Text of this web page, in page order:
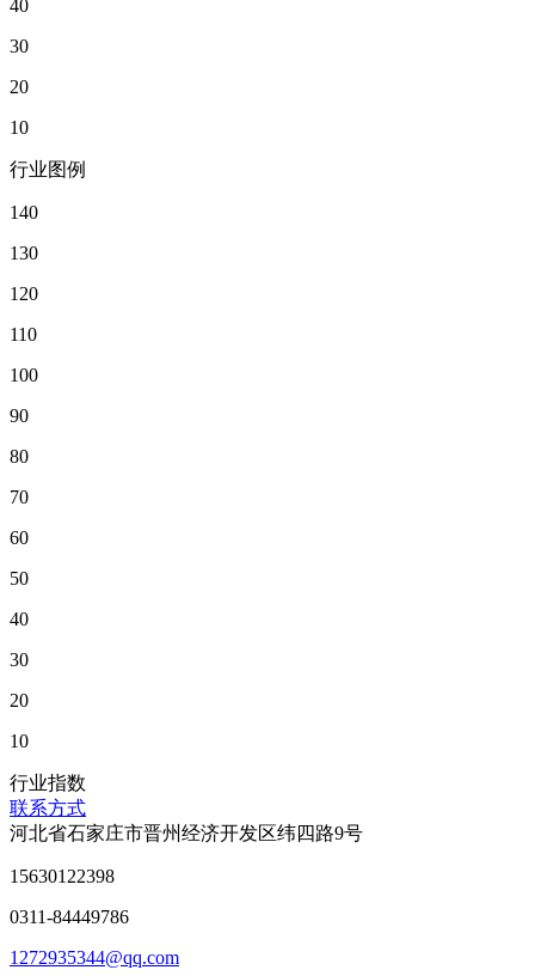
40
30
20
10
行业图例
140
130
120
110
100
90
80
70
60
50
40
30
20
10
行业指数
联系方式
河北省石家庄市晋州经济开发区纬四路9号
15630122398
0311-84449786
1272935344@qq.com